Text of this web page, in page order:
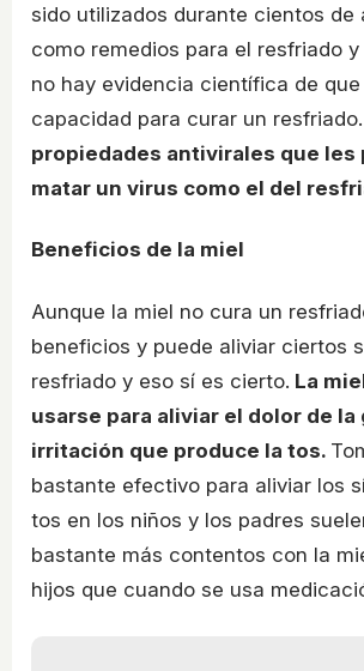
sido utilizados durante cientos de
como remedios para el resfriado y
no hay evidencia científica de
capacidad para curar un resfriado.
propiedades antivirales que les
matar un virus como el del
Beneficios de la miel
Aunque la miel no cura un
beneficios y puede aliviar ciertos
resfriado y eso sí es cierto. La
usarse para aliviar el dolor de la
irritación que produce la tos.
bastante efectivo para aliviar los
tos en los niños y los padres
bastante más contentos con la
hijos que cuando se usa